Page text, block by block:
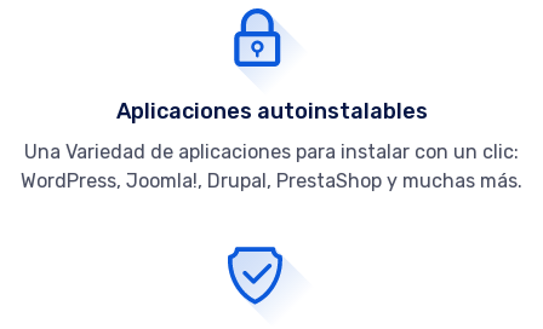
Aplicaciones autoinstalables
Una Variedad de aplicaciones para instalar con un clic:
WordPress, Joomla!, Drupal, PrestaShop y muchas más.